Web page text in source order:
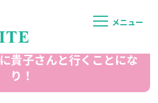
メニュー
に貴子さんと行くことにな
り！